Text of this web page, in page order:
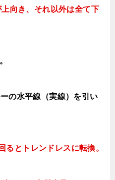
向き、それ以外は全て下
。
の水平線（実線）を引い
ると トレンドレスに転換。